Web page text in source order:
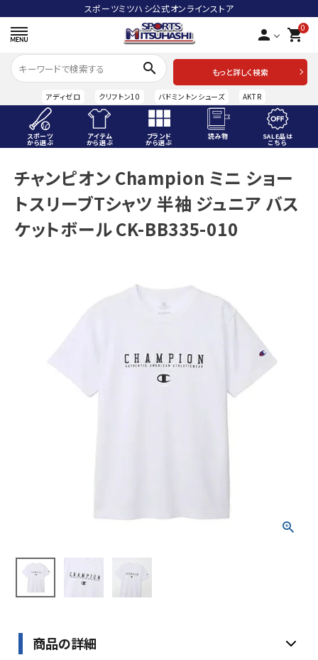
スポーツミツハシ公式オンラインストア
person 0
shopping_cart
search
もっと詳しく検索
アディゼロ クリフトン10 バドミントンシューズ AKTR
スポーツ
から選ぶ
アイテム
から選ぶ
ブランド
から選ぶ
読み物 SALE品は
こちら
ACCOUNT MENU
ようこそ ゲスト 様
meeting_room ログイン person 会員登録
SALE品はこちら
チャンピオン Champion ミニ ショー
トスリーブTシャツ 半袖 ジュニア バス
ケットボール CK-BB335-010
商品の詳細